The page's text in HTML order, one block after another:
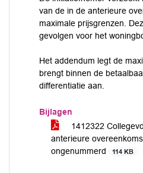
van de in de anterieure
maximale prijsgrenzen.
gevolgen voor het
Het addendum legt de
brengt binnen de
differentiatie aan.
Bijlagen
1412322
anterieure
ongenummerd
114 KB